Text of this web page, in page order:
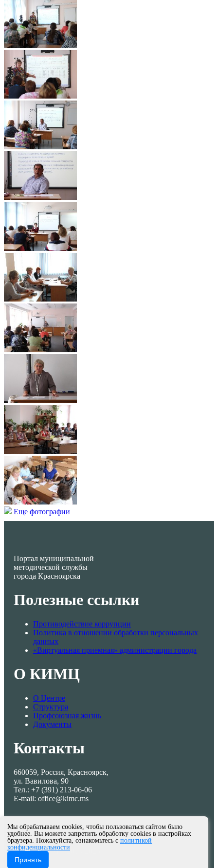
Еще фотографии
Портал муниципальной
методической службы
города Красноярска
Полезные ссылки
Противодействие коррупции
Политика в отношении обработки персональных
данных
«Виртуальная приемная» администрации города
О КИМЦ
О Центре
Структура
Профсоюзная жизнь
Документы
Контакты
660059, Россия, Красноярск,
ул. Вавилова, 90
Тел.: +7 (391) 213-06-06
E-mail: office@kimc.ms
© МКУ КИМЦ 2013-2026
Мы обрабатываем cookies, чтобы пользоваться сайтом было
удобнее. Вы можете запретить обработку cookies в настройках
браузера. Пожалуйста, ознакомьтесь с политикой
конфиденциальности
Принять